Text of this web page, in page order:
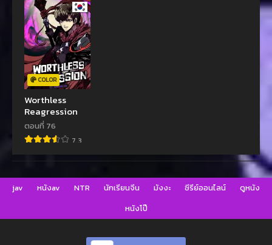
COLOR
Worthless
Reagression
ตอนที่ 76
7.3
jav หนังav NTR นักเรียนจีน มังงะ ซีรีย์ออนไลน์
ดูหนัง
หนังโป๊